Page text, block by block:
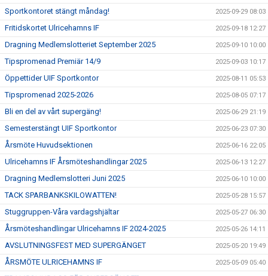
Sportkontoret stängt måndag! 2025-09-29 08:03
Fritidskortet Ulricehamns IF 2025-09-18 12:27
Dragning Medlemslotteriet September 2025 2025-09-10 10:00
Tipspromenad Premiär 14/9 2025-09-03 10:17
Öppettider UIF Sportkontor 2025-08-11 05:53
Tipspromenad 2025-2026 2025-08-05 07:17
Bli en del av vårt supergäng! 2025-06-29 21:19
Semesterstängt UIF Sportkontor 2025-06-23 07:30
Årsmöte Huvudsektionen 2025-06-16 22:05
Ulricehamns IF Årsmöteshandlingar 2025 2025-06-13 12:27
Dragning Medlemslotteri Juni 2025 2025-06-10 10:00
TACK SPARBANKSKILOWATTEN! 2025-05-28 15:57
Stuggruppen-Våra vardagshjältar 2025-05-27 06:30
Årsmöteshandlingar Ulricehamns IF 2024-2025 2025-05-26 14:11
AVSLUTNINGSFEST MED SUPERGÄNGET 2025-05-20 19:49
ÅRSMÖTE ULRICEHAMNS IF 2025-05-09 05:40